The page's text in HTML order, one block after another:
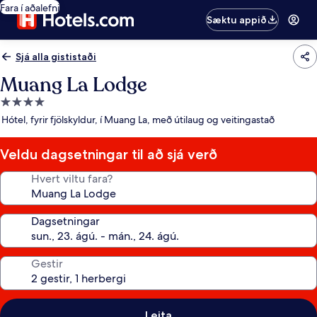
Fara í aðalefni
Sæktu appið
Sjá alla gististaði
Muang La Lodge
4.0
stjörnu
Hótel, fyrir fjölskyldur, í Muang La, með útilaug og veitingastað
Veldu dagsetningar til að sjá verð
Hvert viltu fara?
Dagsetningar
Gestir